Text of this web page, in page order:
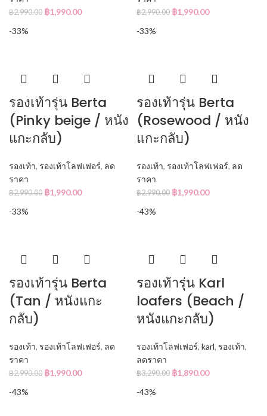
฿2,990.00 ฿1,990.00 ฿2,990.00 ฿1,990.00
-33%
รองเท้ารุ่น Berta
(Pinky beige / หนัง
แกะกลับ)
รองเท้า, รองเท้าโลฟเฟอร์, ลด
ราคา
฿2,990.00 ฿1,990.00
-33%
รองเท้ารุ่น Berta
(Rosewood / หนัง
แกะกลับ)
รองเท้า, รองเท้าโลฟเฟอร์, ลด
ราคา
฿2,990.00 ฿1,990.00
-33%
รองเท้ารุ่น Berta
(Tan / หนังแกะ
กลับ)
รองเท้า, รองเท้าโลฟเฟอร์, ลด
ราคา
฿2,990.00 ฿1,990.00
-43%
รองเท้ารุ่น Karl
loafers (Beach /
หนังแกะกลับ)
รองเท้าโลฟเฟอร์, karl, รองเท้า,
ลดราคา
฿3,290.00 ฿1,890.00
-43% -43%